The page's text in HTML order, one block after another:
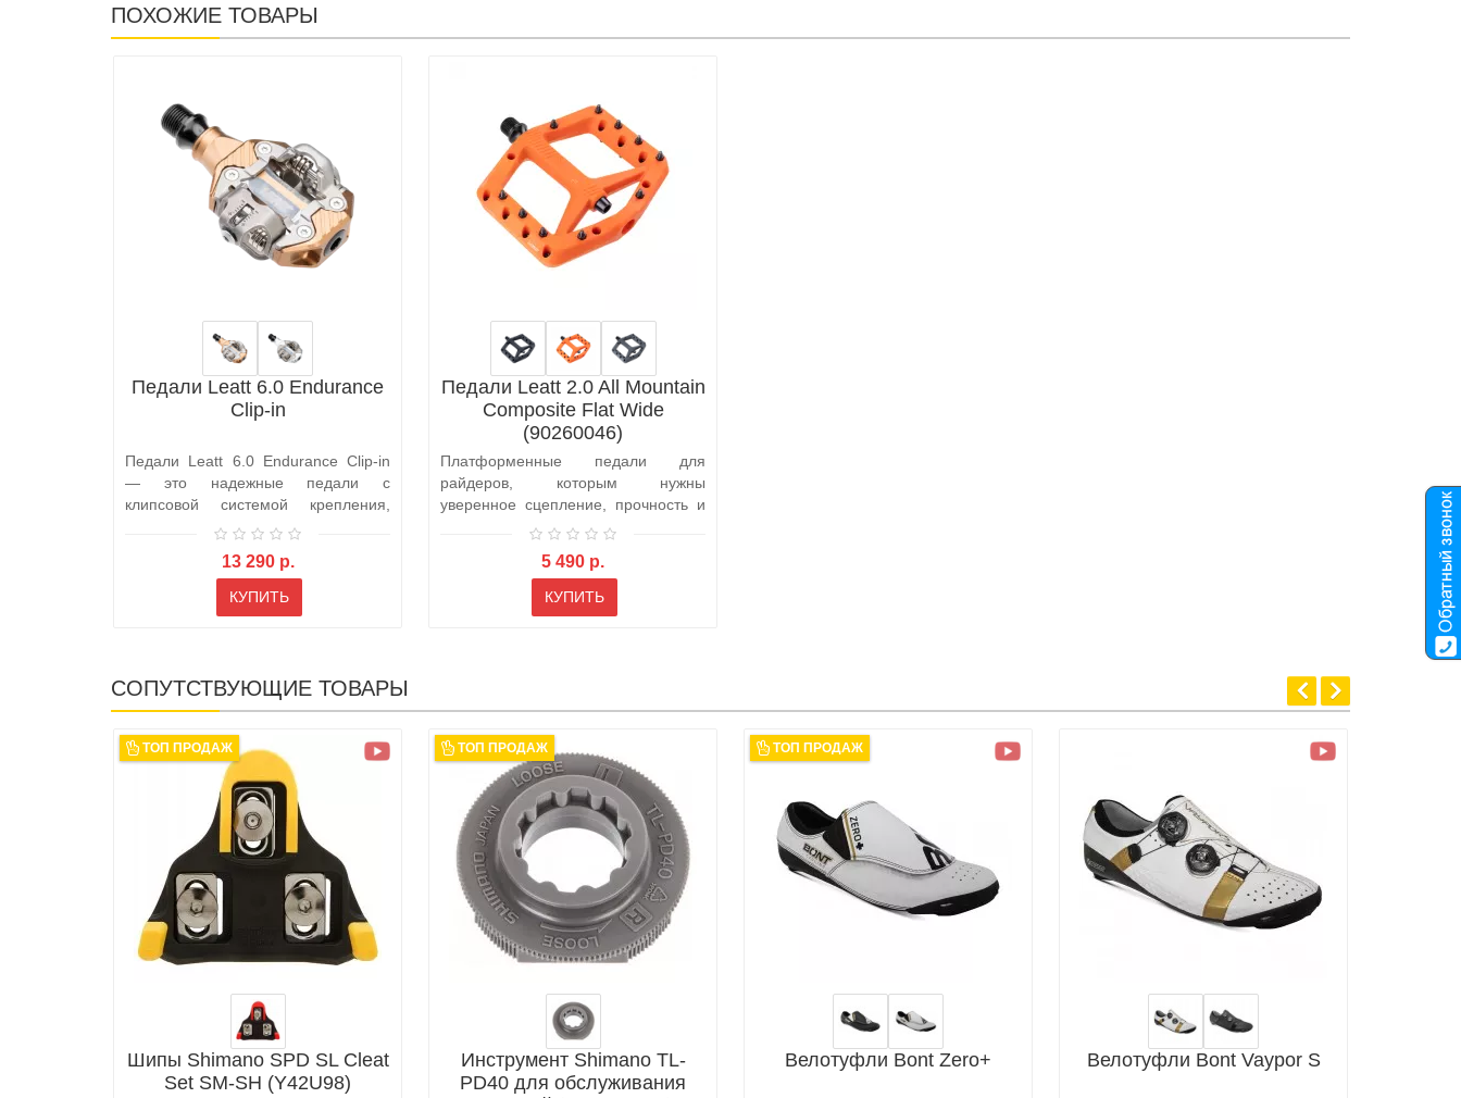
ПОХОЖИЕ ТОВАРЫ
Педали Leatt 6.0 Endurance
Clip-in
Педали Leatt 6.0 Endurance Clip-in
— это надежные педали с
клипсовой системой крепления,
разработанн..
13 290 р.
КУПИТЬ
Педали Leatt 2.0 All Mountain
Composite Flat Wide
(90260046)
Платформенные педали для
райдеров, которым нужны
уверенное сцепление, прочность и
простое обслуживан..
5 490 р.
КУПИТЬ
СОПУТСТВУЮЩИЕ ТОВАРЫ
ТОП ПРОДАЖ
Шипы Shimano SPD SL Cleat
Set SM-SH (Y42U98)
ТОП ПРОДАЖ
Инструмент Shimano TL-
PD40 для обслуживания
ТОП ПРОДАЖ
Велотуфли Bont Zero+ Велотуфли Bont Vaypor S